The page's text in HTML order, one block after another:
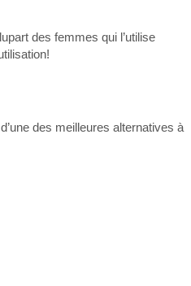
des femmes qui l’utilise
des meilleures alternatives à